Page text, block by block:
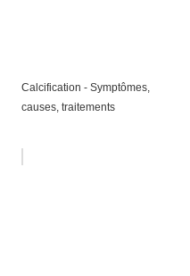
Calcification - Symptômes,
causes, traitements